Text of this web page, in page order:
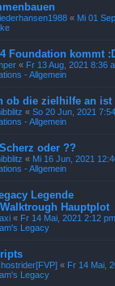
« Mi 01
Foundation kommt
« Fr 13 Aug, 2021 8:36
- Allgemein
ob die zielhilfe an ist
« So 20 Jun, 2021
- Allgemein
oder ??
« Mi 16 Jun, 2021
- Allgemein
Legende
Hauptplot
« Fr 14 Mai, 2021 2:12 pm
Legacy
« Fr 14 Mai,
Legacy